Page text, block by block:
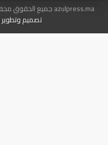
azulpress.ma جميع الحقوق محفوظة
تصميم وتطوير